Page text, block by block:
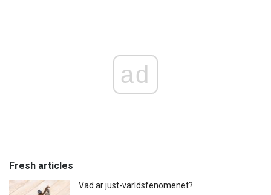
ad
Fresh articles
Vad är just-världsfenomenet?